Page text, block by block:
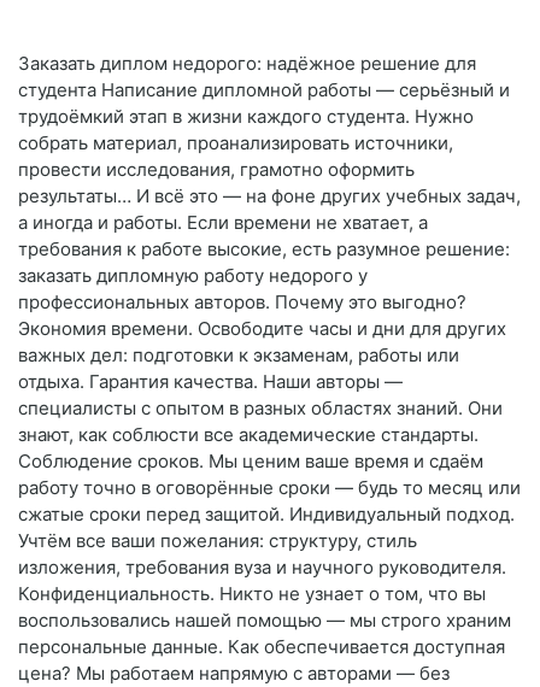
Заказать диплом недорого: надёжное решение для
студента Написание дипломной работы — серьёзный и
трудоёмкий этап в жизни каждого студента. Нужно
собрать материал, проанализировать источники,
провести исследования, грамотно оформить
результаты… И всё это — на фоне других учебных задач,
а иногда и работы. Если времени не хватает, а
требования к работе высокие, есть разумное решение:
заказать дипломную работу недорого у
профессиональных авторов. Почему это выгодно?
Экономия времени. Освободите часы и дни для других
важных дел: подготовки к экзаменам, работы или
отдыха. Гарантия качества. Наши авторы —
специалисты с опытом в разных областях знаний. Они
знают, как соблюсти все академические стандарты.
Соблюдение сроков. Мы ценим ваше время и сдаём
работу точно в оговорённые сроки — будь то месяц или
сжатые сроки перед защитой. Индивидуальный подход.
Учтём все ваши пожелания: структуру, стиль
изложения, требования вуза и научного руководителя.
Конфиденциальность. Никто не узнает о том, что вы
воспользовались нашей помощью — мы строго храним
персональные данные. Как обеспечивается доступная
цена? Мы работаем напрямую с авторами — без